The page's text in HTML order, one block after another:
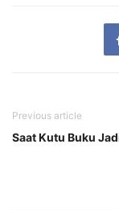
Previous article
Saat Kutu Buku